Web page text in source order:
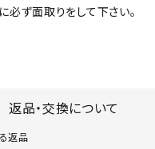
必ず面取りをして下さい。
返品・交換について
返品